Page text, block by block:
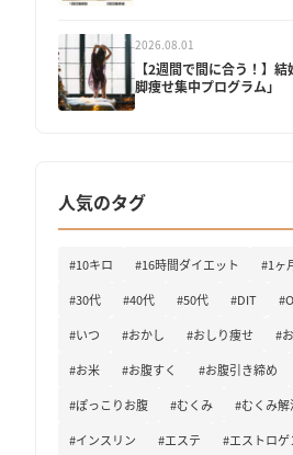
2026.08.01
【2週間で間に合う！】
脚痩せ集中プログラム」
人気のタグ
#10キロ #16時間ダイエット #1ヶ
#30代
#40代 #50代 #DIT
#いつ
#おかし #おしり痩せ #
#お米
#お腹すく #お腹引き締め
#ぽっこりお腹
#むくみ #むくみ解
#インスリン
#エステ #エストロゲ